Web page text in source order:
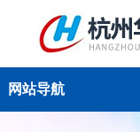
网站导航